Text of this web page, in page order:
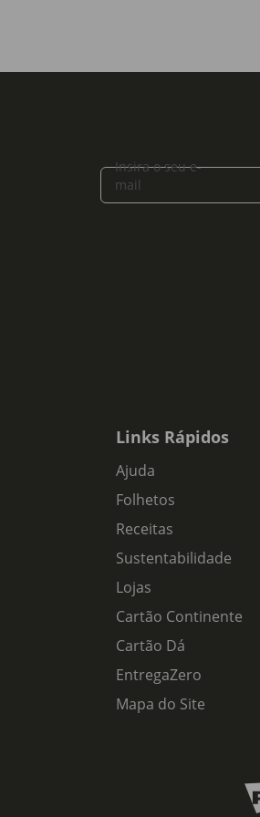
Insira o seu e-
mail
Links Rápidos
Ajuda
Folhetos
Receitas
Sustentabilidade
Lojas
Cartão Continente
Cartão Dá
EntregaZero
Mapa do Site